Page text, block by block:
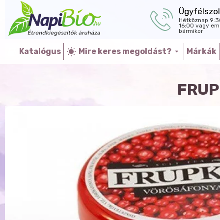
Hétköznap
16:00 vagy
bármikor
Katalógus Mire keres megoldást? Márkák